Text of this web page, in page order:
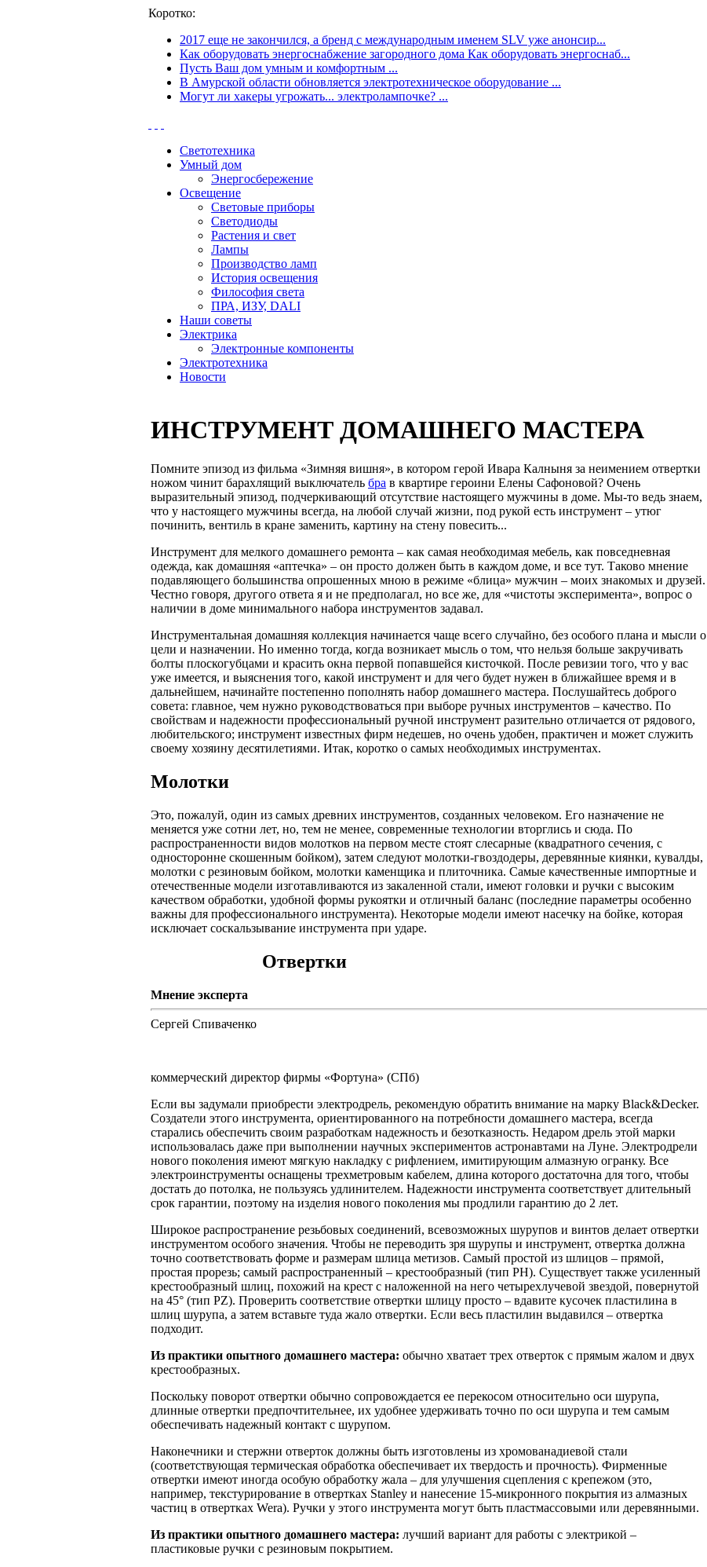
Коротко:
2017 еще не закончился, а бренд с международным именем SLV уже анонсир...
Как оборудовать энергоснабжение загородного дома Как оборудовать энергоснаб...
Пусть Ваш дом умным и комфортным ...
В Амурской области обновляется электротехническое оборудование ...
Могут ли хакеры угрожать... электролампочке? ...
Светотехника
Умный дом
Энергосбережение
Освещение
Световые приборы
Светодиоды
Растения и свет
Лампы
Производство ламп
История освещения
Философия света
ПРА, ИЗУ, DALI
Наши советы
Электрика
Электронные компоненты
Электротехника
Новости
ИНСТРУМЕНТ ДОМАШНЕГО МАСТЕРА
Помните эпизод из фильма «Зимняя вишня», в котором герой Ивара Калныня за неимением отвертки
ножом чинит барахлящий выключатель бра в квартире героини Елены Сафоновой? Очень
выразительный эпизод, подчеркивающий отсутствие настоящего мужчины в доме. Мы-то ведь знаем,
что у настоящего мужчины всегда, на любой случай жизни, под рукой есть инструмент – утюг
починить, вентиль в кране заменить, картину на стену повесить...
Инструмент для мелкого домашнего ремонта – как самая необходимая мебель, как повседневная
одежда, как домашняя «аптечка» – он просто должен быть в каждом доме, и все тут. Таково мнение
подавляющего большинства опрошенных мною в режиме «блица» мужчин – моих знакомых и друзей.
Честно говоря, другого ответа я и не предполагал, но все же, для «чистоты эксперимента», вопрос о
наличии в доме минимального набора инструментов задавал.
Инструментальная домашняя коллекция начинается чаще всего случайно, без особого плана и мысли о
цели и назначении. Но именно тогда, когда возникает мысль о том, что нельзя больше закручивать
болты плоскогубцами и красить окна первой попавшейся кисточкой. После ревизии того, что у вас
уже имеется, и выяснения того, какой инструмент и для чего будет нужен в ближайшее время и в
дальнейшем, начинайте постепенно пополнять набор домашнего мастера. Послушайтесь доброго
совета: главное, чем нужно руководствоваться при выборе ручных инструментов – качество. По
свойствам и надежности профессиональный ручной инструмент разительно отличается от рядового,
любительского; инструмент известных фирм недешев, но очень удобен, практичен и может служить
своему хозяину десятилетиями. Итак, коротко о самых необходимых инструментах.
Молотки
Это, пожалуй, один из самых древних инструментов, созданных человеком. Его назначение не
меняется уже сотни лет, но, тем не менее, современные технологии вторглись и сюда. По
распространенности видов молотков на первом месте стоят слесарные (квадратного сечения, с
односторонне скошенным бойком), затем следуют молотки-гвоздодеры, деревянные киянки, кувалды,
молотки с резиновым бойком, молотки каменщика и плиточника. Самые качественные импортные и
отечественные модели изготавливаются из закаленной стали, имеют головки и ручки с высоким
качеством обработки, удобной формы рукоятки и отличный баланс (последние параметры особенно
важны для профессионального инструмента). Некоторые модели имеют насечку на бойке, которая
исключает соскальзывание инструмента при ударе.
Отвертки
Мнение эксперта
Сергей Спиваченко
коммерческий директор фирмы «Фортуна» (СПб)
Если вы задумали приобрести электродрель, рекомендую обратить внимание на марку Black&Decker.
Создатели этого инструмента, ориентированного на потребности домашнего мастера, всегда
старались обеспечить своим разработкам надежность и безотказность. Недаром дрель этой марки
использовалась даже при выполнении научных экспериментов астронавтами на Луне. Электродрели
нового поколения имеют мягкую накладку с рифлением, имитирующим алмазную огранку. Все
электроинструменты оснащены трехметровым кабелем, длина которого достаточна для того, чтобы
достать до потолка, не пользуясь удлинителем. Надежности инструмента соответствует длительный
срок гарантии, поэтому на изделия нового поколения мы продлили гарантию до 2 лет.
Широкое распространение резьбовых соединений, всевозможных шурупов и винтов делает отвертки
инструментом особого значения. Чтобы не переводить зря шурупы и инструмент, отвертка должна
точно соответствовать форме и размерам шлица метизов. Самый простой из шлицов – прямой,
простая прорезь; самый распространенный – крестообразный (тип PH). Существует также усиленный
крестообразный шлиц, похожий на крест с наложенной на него четырехлучевой звездой, повернутой
на 45° (тип PZ). Проверить соответствие отвертки шлицу просто – вдавите кусочек пластилина в
шлиц шурупа, а затем вставьте туда жало отвертки. Если весь пластилин выдавился – отвертка
подходит.
Из практики опытного домашнего мастера: обычно хватает трех отверток с прямым жалом и двух
крестообразных.
Поскольку поворот отвертки обычно сопровождается ее перекосом относительно оси шурупа,
длинные отвертки предпочтительнее, их удобнее удерживать точно по оси шурупа и тем самым
обеспечивать надежный контакт с шурупом.
Наконечники и стержни отверток должны быть изготовлены из хромованадиевой стали
(соответствующая термическая обработка обеспечивает их твердость и прочность). Фирменные
отвертки имеют иногда особую обработку жала – для улучшения сцепления с крепежом (это,
например, текстурирование в отвертках Stanley и нанесение 15-микронного покрытия из алмазных
частиц в отвертках Wera). Ручки у этого инструмента могут быть пластмассовыми или деревянными.
Из практики опытного домашнего мастера: лучший вариант для работы с электрикой –
пластиковые ручки с резиновым покрытием.